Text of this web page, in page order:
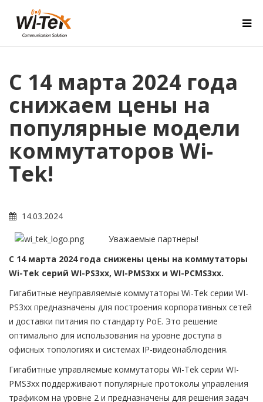
С 14 марта 2024 года
снижаем цены на
популярные модели
коммутаторов Wi-
Tek!
14.03.2024
Уважаемые партнеры!
С 14 марта 2024 года снижены цены на коммутаторы
Wi-Tek серий WI-PS3xx, WI-PMS3хх и WI-PCMS3xx.
Гигабитные неуправляемые коммутаторы Wi-Tek серии WI-
PS3xx предназначены для построения корпоративных сетей
и доставки питания по стандарту PoE. Это решение
оптимально для использования на уровне доступа в
офисных топологиях и системах IP-видеонаблюдения.
Гигабитные управляемые коммутаторы Wi-Tek серии WI-
PMS3хх поддерживают популярные протоколы управления
трафиком на уровне 2 и предназначены для решения задач